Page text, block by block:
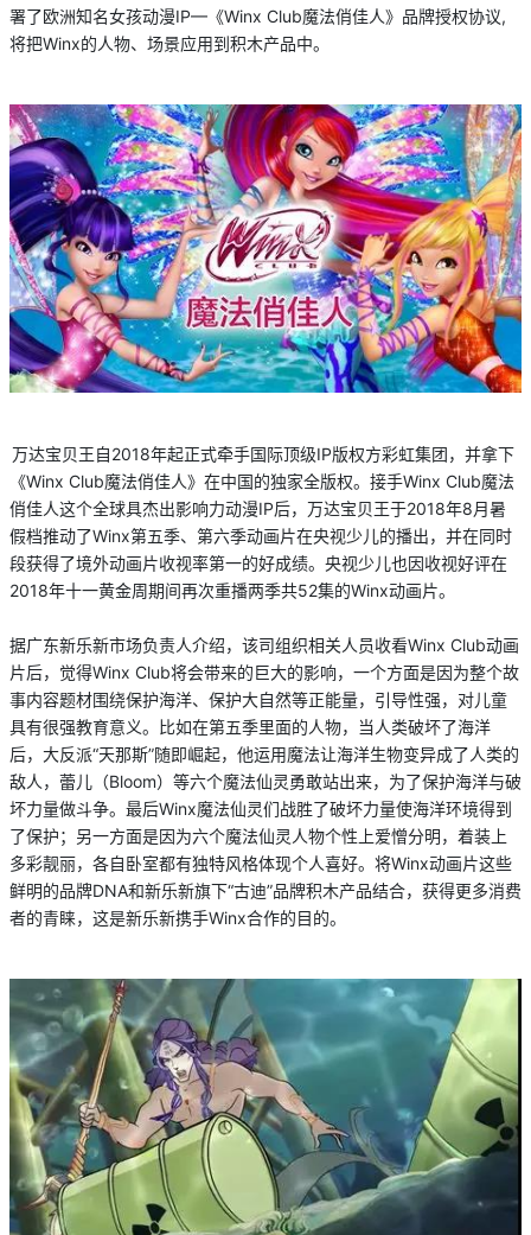
署了欧洲知名女孩动漫IP—《Winx Club魔法俏佳人》品牌授权协议,
将把Winx的人物、场景应用到积木产品中。
万达宝贝王自2018年起正式牵手国际顶级IP版权方彩虹集团，并拿下
《Winx Club魔法俏佳人》在中国的独家全版权。接手Winx Club魔法
俏佳人这个全球具杰出影响力动漫IP后，万达宝贝王于2018年8月暑
假档推动了Winx第五季、第六季动画片在央视少儿的播出，并在同时
段获得了境外动画片收视率第一的好成绩。央视少儿也因收视好评在
2018年十一黄金周期间再次重播两季共52集的Winx动画片。
据广东新乐新市场负责人介绍，该司组织相关人员收看Winx Club动画
片后，觉得Winx Club将会带来的巨大的影响，一个方面是因为整个故
事内容题材围绕保护海洋、保护大自然等正能量，引导性强，对儿童
具有很强教育意义。比如在第五季里面的人物，当人类破坏了海洋
后，大反派“天那斯”随即崛起，他运用魔法让海洋生物变异成了人类的
敌人，蕾儿（Bloom）等六个魔法仙灵勇敢站出来，为了保护海洋与破
坏力量做斗争。最后Winx魔法仙灵们战胜了破坏力量使海洋环境得到
了保护；另一方面是因为六个魔法仙灵人物个性上爱憎分明，着装上
多彩靓丽，各自卧室都有独特风格体现个人喜好。将Winx动画片这些
鲜明的品牌DNA和新乐新旗下“古迪”品牌积木产品结合，获得更多消费
者的青睐，这是新乐新携手Winx合作的目的。